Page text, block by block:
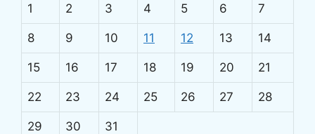
1 2 3 4 5 6 7
8 9 10 11 12 13 14
15 16 17 18 19 20 21
22 23 24 25 26 27 28
29 30 31